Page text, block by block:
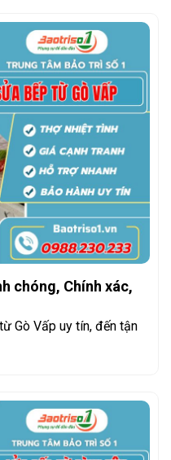
chóng, Chính xác,
Gò Vấp uy tín, đến tận